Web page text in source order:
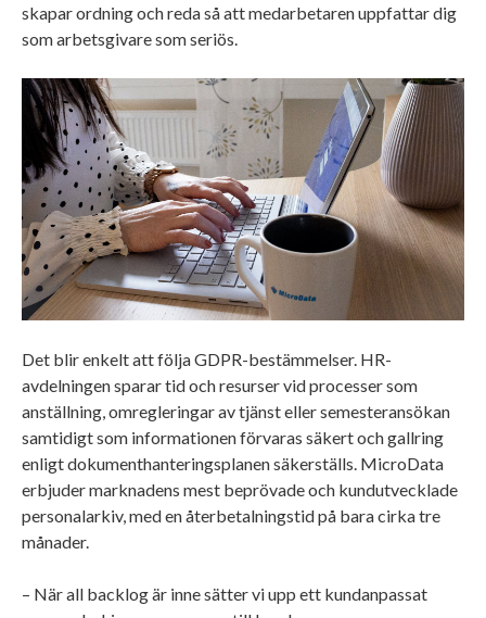
skapar ordning och reda så att medarbetaren uppfattar dig
som arbetsgivare som seriös.
Det blir enkelt att följa GDPR-bestämmelser. HR-
avdelningen sparar tid och resurser vid processer som
anställning, omregleringar av tjänst eller semesteransökan
samtidigt som informationen förvaras säkert och gallring
enligt dokumenthanteringsplanen säkerställs. MicroData
erbjuder marknadens mest beprövade och kundutvecklade
personalarkiv, med en återbetalningstid på bara cirka tre
månader.
– När all backlog är inne sätter vi upp ett kundanpassat